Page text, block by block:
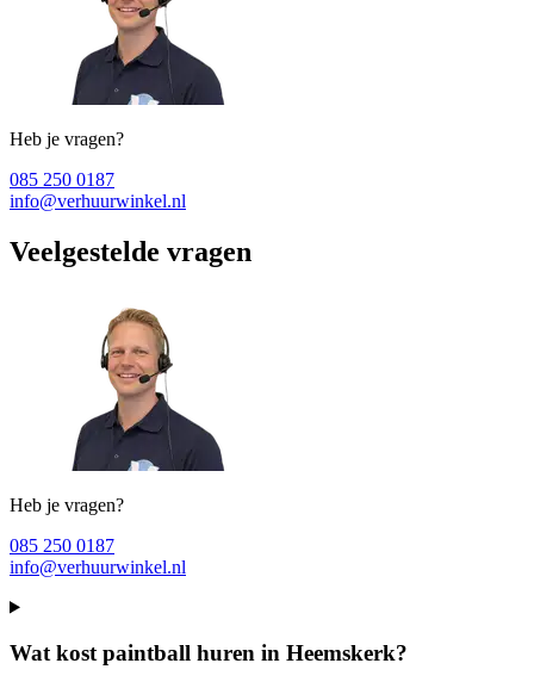
Heb je vragen?
085 250 0187
info@verhuurwinkel.nl
Veelgestelde vragen
Heb je vragen?
085 250 0187
info@verhuurwinkel.nl
Wat kost paintball huren in Heemskerk?